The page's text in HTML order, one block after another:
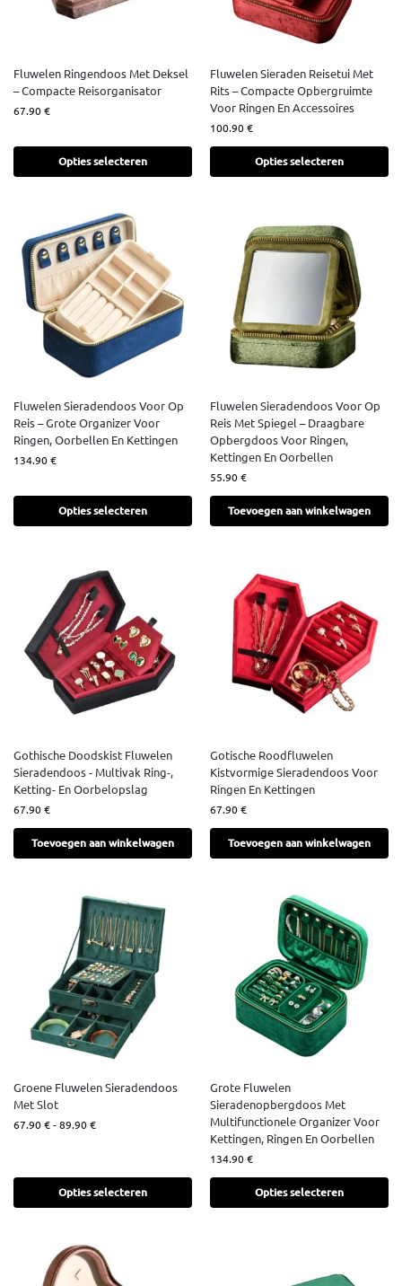
Fluwelen Ringendoos Met Deksel
– Compacte Reisorganisator
67.90€
Opties selecteren
Fluwelen Sieraden Reisetui Met
Rits – Compacte Opbergruimte
Voor Ringen En Accessoires
100.90€
Opties selecteren
Fluwelen Sieradendoos Voor Op
Reis – Grote Organizer Voor
Ringen, Oorbellen En Kettingen
134.90€
Opties selecteren
Fluwelen Sieradendoos Voor Op
Reis Met Spiegel – Draagbare
Opbergdoos Voor Ringen,
Kettingen En Oorbellen
55.90€
Toevoegen aan winkelwagen
Gothische Doodskist Fluwelen
Sieradendoos - Multivak Ring-,
Ketting- En Oorbelopslag
67.90€
Toevoegen aan winkelwagen
Gotische Roodfluwelen
Kistvormige Sieradendoos Voor
Ringen En Kettingen
67.90€
Toevoegen aan winkelwagen
Groene Fluwelen Sieradendoos
Met Slot
67.90€-89.90€
Opties selecteren
Grote Fluwelen
Sieradenopbergdoos Met
Multifunctionele Organizer Voor
Kettingen, Ringen En Oorbellen
134.90€
Opties selecteren